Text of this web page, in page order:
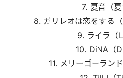
7. 夏音（夏
8. ガリレオは恋をする（
9. ライラ（
10. DiNA（
11. メリーゴーラン